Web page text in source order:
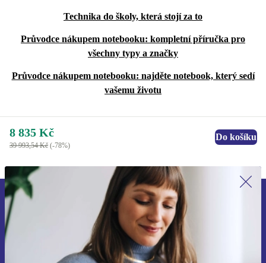
Technika do školy, která stojí za to
Průvodce nákupem notebooku: kompletní příručka pro
všechny typy a značky
Průvodce nákupem notebooku: najděte notebook, který sedí
vašemu životu
8 835 Kč
39 993,54 Kč (-78%)
Do košíku
Přihlas se k odběru našich novinek a
ušetři 400 Kč!
Už nikdy nepromeškej žádnou nabídku.